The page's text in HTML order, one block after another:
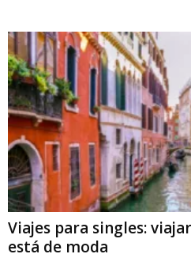
Viajes para singles:
está de moda